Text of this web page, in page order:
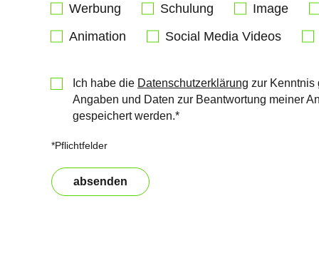
Werbung Schulung Image
Animation
Social Media Videos
Ich habe die Datenschutzerklärung zur Kenntnis
Angaben und Daten zur Beantwortung meiner
gespeichert werden.*
*Pflichtfelder
absenden